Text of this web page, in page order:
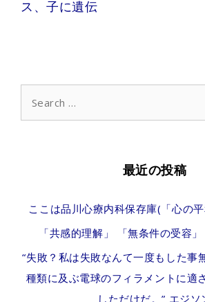
ス、子に遺伝
最近の投稿
ここは品川心療内科保存庫(「心の
「共感的理解」 「無条件の受容」
“失敗？私は失敗なんて一度もした事
種類に及ぶ電球のフィラメントに適
しただけだ。” エジソ